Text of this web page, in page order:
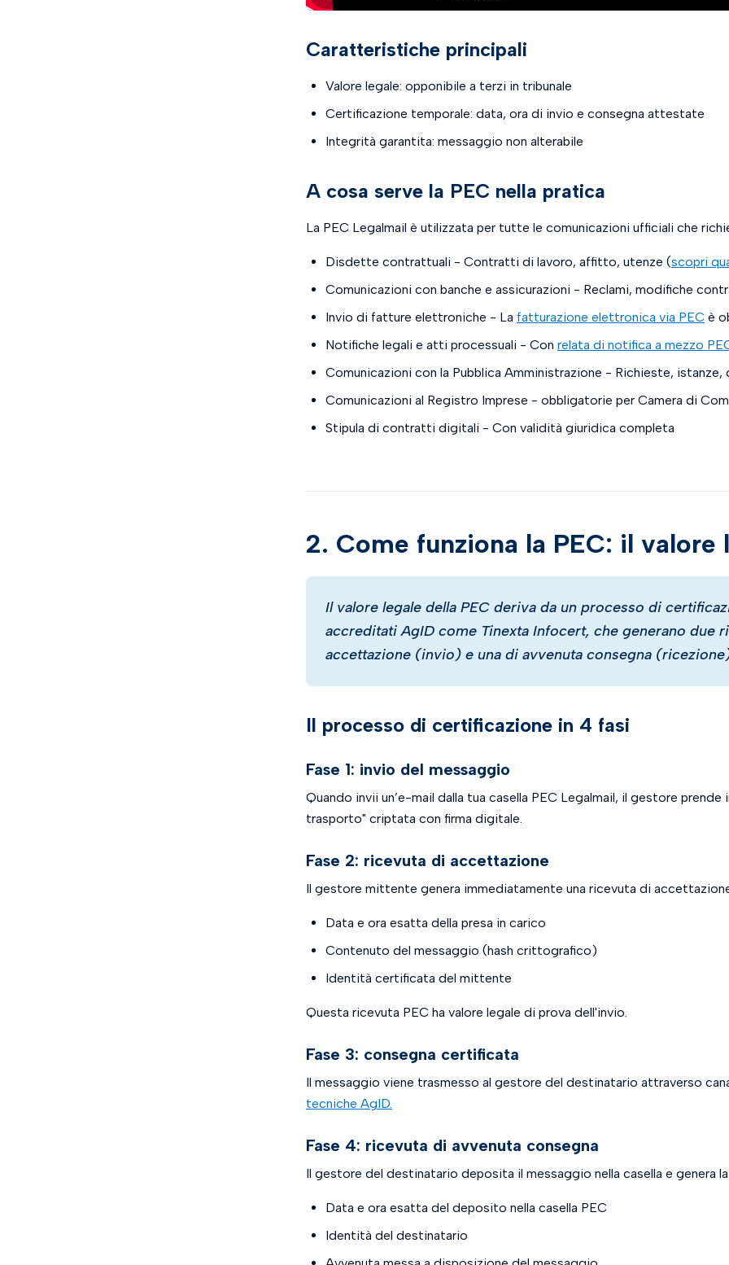
Caratteristiche principali
Valore legale: opponibile a terzi in tribunale
Certificazione temporale: data, ora di invio e consegna attestate
Integrità garantita: messaggio non alterabile
A cosa serve la PEC nella pratica
La PEC Legalmail è utilizzata per tutte le comunicazioni ufficiali che
Disdette contrattuali - Contratti di lavoro, affitto, utenze (scopri
Comunicazioni con banche e assicurazioni - Reclami, modifiche
Invio di fatture elettroniche - La fatturazione elettronica via PEC è
Notifiche legali e atti processuali - Con relata di notifica a mezzo
Comunicazioni con la Pubblica Amministrazione - Richieste,
Comunicazioni al Registro Imprese - obbligatorie per Camera di
Stipula di contratti digitali - Con validità giuridica completa
2. Come funziona la PEC: il valore
Il valore legale della PEC deriva da un processo di
accreditati AgID come Tinexta Infocert, che generano due
accettazione (invio) e una di avvenuta consegna
Il processo di certificazione in 4 fasi
Fase 1: invio del messaggio
Quando invii un’e-mail dalla tua casella PEC Legalmail, il gestore
trasporto" criptata con firma digitale.
Fase 2: ricevuta di accettazione
Il gestore mittente genera immediatamente una ricevuta di
Data e ora esatta della presa in carico
Contenuto del messaggio (hash crittografico)
Identità certificata del mittente
Questa ricevuta PEC ha valore legale di prova dell'invio.
Fase 3: consegna certificata
Il messaggio viene trasmesso al gestore del destinatario attraverso
tecniche AgID.
Fase 4: ricevuta di avvenuta consegna
Il gestore del destinatario deposita il messaggio nella casella e genera
Data e ora esatta del deposito nella casella PEC
Identità del destinatario